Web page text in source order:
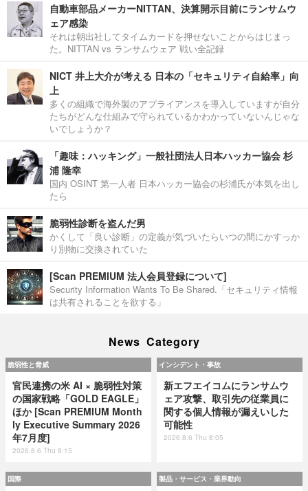
自動車部品メーカーNITTAN、決算開示目前にランサムウ
ェア感染
それは朝出社してタイムカードを押せないことからはじまっ
た。NITTAN vs ランサムウェア 戦い全記録
NICT 井上大介が考える 日本の「セキュリティ自給率」向
上
多くの組織で海外製のアプライアンスを導入していますが自分
たちがどんな仕組みで守られているかわかっていないんじゃな
いでしょうか？
「趣味：ハッキング」一般社団法人日本ハッカー協会 杉
浦 隆幸
国内 OSINT 第一人者 日本ハッカー協会の杉浦氏が本気を出し
たら
脆弱性診断を盗んだ男
かくして「良い診断」の定義が気づいたらいつの間にかすっか
り別物に交換されていた
[Scan PREMIUM 法人会員登録について]
Security Information Wants To Be Shared.「セキュリティ情報
は共有されることを欲する」
News Category
脆弱性と脅威
官民連携の米 AI × 脆弱性対策
の国家戦略「GOLD EAGLE」
ほか [Scan PREMIUM Month
ly Executive Summary 2026
年7月度]
2026.8.6 Thu 8:15
インシデント・事故
新エフエイコムにランサムウ
ェア攻撃、取引先の従業員に
関する個人情報が漏えいした
可能性
2026.8.6 Thu 8:05
国際 製品・サービス・業界動向